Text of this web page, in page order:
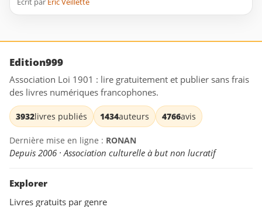
Edition999
Association Loi 1901 : lire gratuitement et publier sans frais
des livres numériques francophones.
3932livres publiés 1434auteurs 4766avis
Dernière mise en ligne : RONAN
Depuis 2006 · Association culturelle à but non lucratif
Explorer
Livres gratuits par genre